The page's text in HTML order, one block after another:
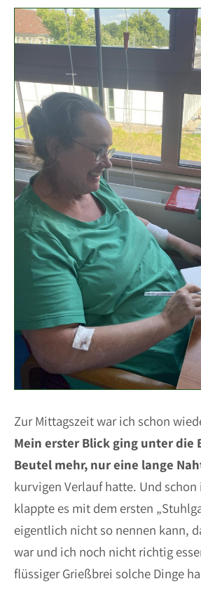
Zur Mittagszeit war ich schon
Mein erster Blick ging unter die
Beutel mehr, nur eine lange
kurvigen Verlauf hatte. Und schon
klappte es mit dem ersten
eigentlich nicht so nennen kann,
war und ich noch nicht richtig
flüssiger Grießbrei solche Dinge